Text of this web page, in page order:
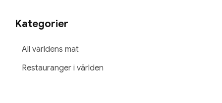
Kategorier
All världens mat
Restauranger i världen